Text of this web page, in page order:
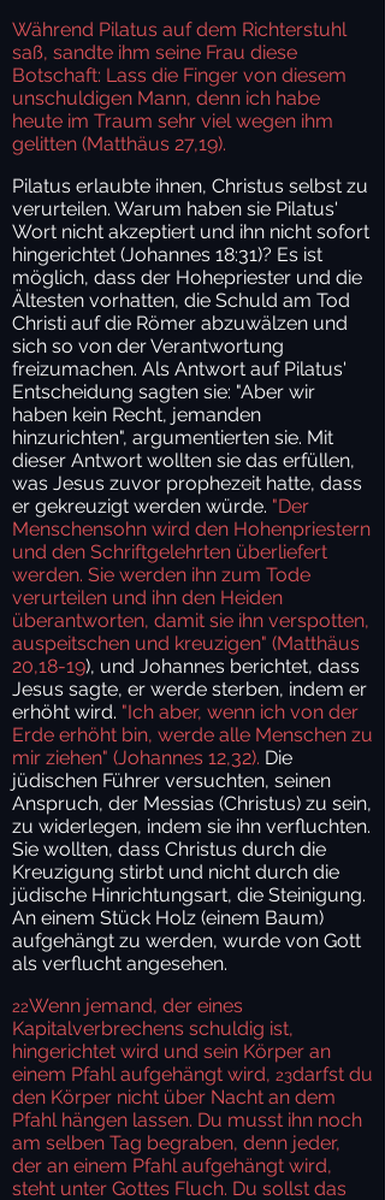
Während Pilatus auf dem Richterstuhl
saß, sandte ihm seine Frau diese
Botschaft: Lass die Finger von diesem
unschuldigen Mann, denn ich habe
heute im Traum sehr viel wegen ihm
gelitten (Matthäus 27,19).
Pilatus erlaubte ihnen, Christus selbst zu
verurteilen. Warum haben sie Pilatus'
Wort nicht akzeptiert und ihn nicht sofort
hingerichtet (Johannes 18:31)? Es ist
möglich, dass der Hohepriester und die
Ältesten vorhatten, die Schuld am Tod
Christi auf die Römer abzuwälzen und
sich so von der Verantwortung
freizumachen. Als Antwort auf Pilatus'
Entscheidung sagten sie: "Aber wir
haben kein Recht, jemanden
hinzurichten", argumentierten sie. Mit
dieser Antwort wollten sie das erfüllen,
was Jesus zuvor prophezeit hatte, dass
er gekreuzigt werden würde. "Der
Menschensohn wird den Hohenpriestern
und den Schriftgelehrten überliefert
werden. Sie werden ihn zum Tode
verurteilen und ihn den Heiden
überantworten, damit sie ihn verspotten,
auspeitschen und kreuzigen" (Matthäus
20,18-19), und Johannes berichtet, dass
Jesus sagte, er werde sterben, indem er
erhöht wird. "Ich aber, wenn ich von der
Erde erhöht bin, werde alle Menschen zu
mir ziehen" (Johannes 12,32). Die
jüdischen Führer versuchten, seinen
Anspruch, der Messias (Christus) zu sein,
zu widerlegen, indem sie ihn verfluchten.
Sie wollten, dass Christus durch die
Kreuzigung stirbt und nicht durch die
jüdische Hinrichtungsart, die Steinigung.
An einem Stück Holz (einem Baum)
aufgehängt zu werden, wurde von Gott
als verflucht angesehen.
22Wenn jemand, der eines
Kapitalverbrechens schuldig ist,
hingerichtet wird und sein Körper an
einem Pfahl aufgehängt wird, 23darfst du
den Körper nicht über Nacht an dem
Pfahl hängen lassen. Du musst ihn noch
am selben Tag begraben, denn jeder,
der an einem Pfahl aufgehängt wird,
steht unter Gottes Fluch. Du sollst das